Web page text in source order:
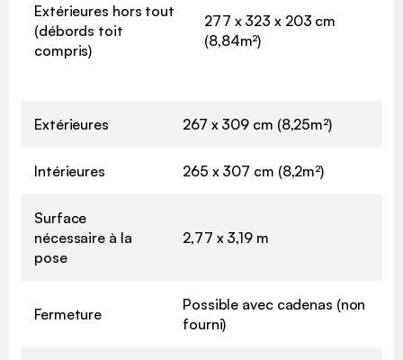
Extérieures hors tout
(débords toit
compris)
277 x 323 x 203 cm
(8,84m²)
Extérieures 267 x 309 cm (8,25m²)
Intérieures 265 x 307 cm (8,2m²)
Surface
nécessaire à la
pose
2,77 x 3,19 m
Fermeture
Possible avec cadenas (non
fourni)